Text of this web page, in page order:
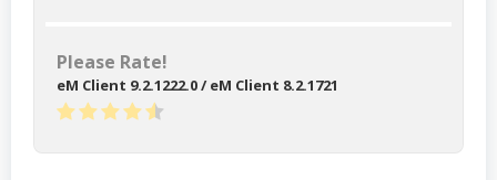
Please Rate!
eM Client 9.2.1222.0 / eM Client 8.2.1721